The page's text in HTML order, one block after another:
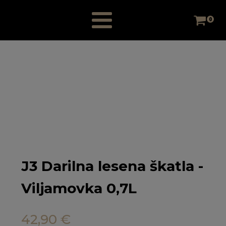
0
J3 Darilna lesena škatla -
Viljamovka 0,7L
42,90€